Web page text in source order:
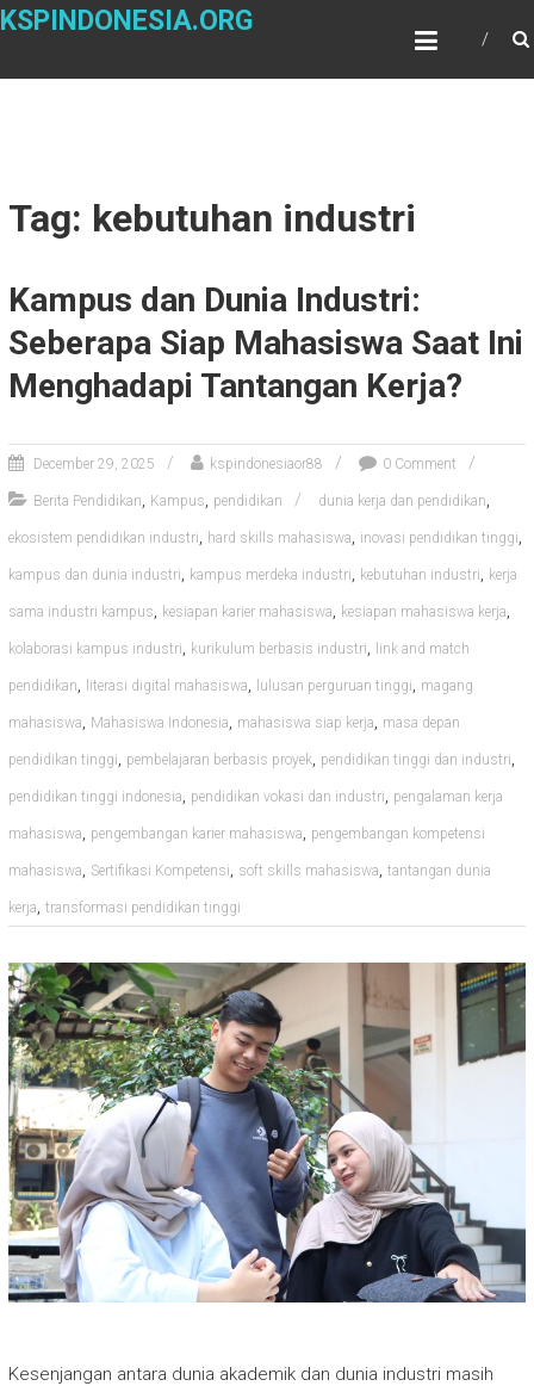
Skip
KSPINDONESIA.ORG
Tag: kebutuhan industri
Kampus dan Dunia Industri:
Seberapa Siap Mahasiswa Saat Ini
Menghadapi Tantangan Kerja?
December 29, 2025 kspindonesiaor88 0 Comment
Berita Pendidikan, Kampus, pendidikan dunia kerja dan pendidikan,
ekosistem pendidikan industri, hard skills mahasiswa, inovasi pendidikan tinggi,
kampus dan dunia industri, kampus merdeka industri, kebutuhan industri, kerja
sama industri kampus, kesiapan karier mahasiswa, kesiapan mahasiswa kerja,
kolaborasi kampus industri, kurikulum berbasis industri, link and match
pendidikan, literasi digital mahasiswa, lulusan perguruan tinggi, magang
mahasiswa, Mahasiswa Indonesia, mahasiswa siap kerja, masa depan
pendidikan tinggi, pembelajaran berbasis proyek, pendidikan tinggi dan industri,
pendidikan tinggi indonesia, pendidikan vokasi dan industri, pengalaman kerja
mahasiswa, pengembangan karier mahasiswa, pengembangan kompetensi
mahasiswa, Sertifikasi Kompetensi, soft skills mahasiswa, tantangan dunia
kerja, transformasi pendidikan tinggi
Kesenjangan antara dunia akademik dan dunia industri masih